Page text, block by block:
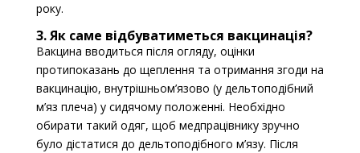
року.
3. Як саме відбуватиметься вакцинація?
Вакцина вводиться після огляду, оцінки
протипоказань до щеплення та отримання згоди на
вакцинацію, внутрішньом’язово (у дельтоподібний
м’яз плеча) у сидячому положенні. Необхідно
обирати такий одяг, щоб медпрацівнику зручно
було дістатися до дельтоподібного м’язу. Після